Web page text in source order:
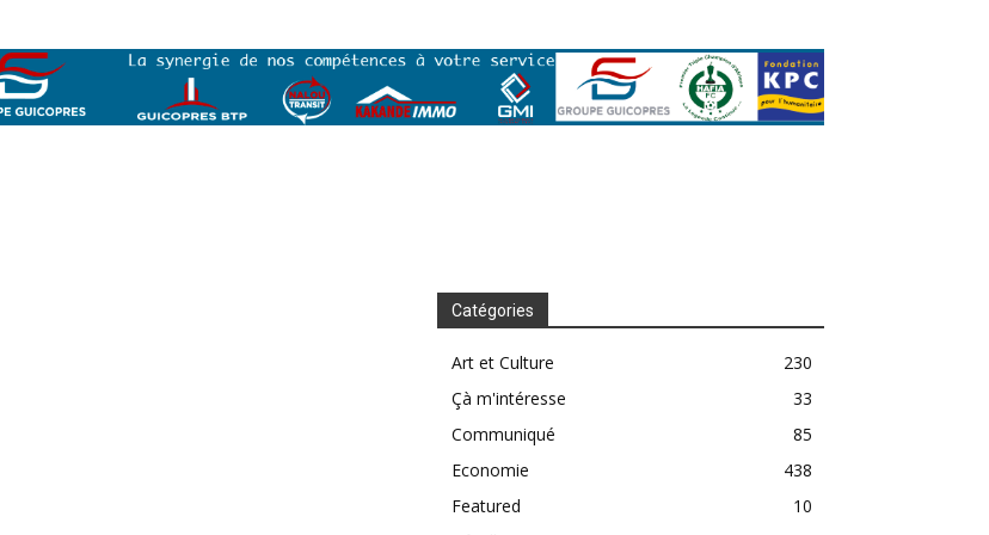
Catégories
Art et Culture
230
Çà m'intéresse
33
Communiqué
85
Economie
438
Featured
10